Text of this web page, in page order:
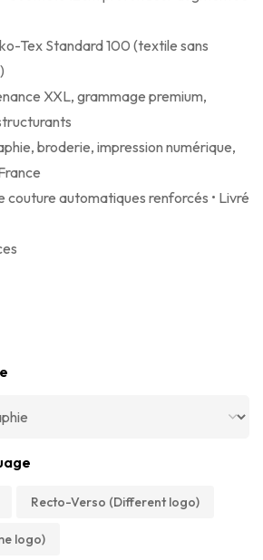
Tex Standard 100 (textile sans
XXL, grammage premium,
broderie, impression numérique,
couture automatiques renforcés • Livré
Recto-Verso (Different logo)
logo)